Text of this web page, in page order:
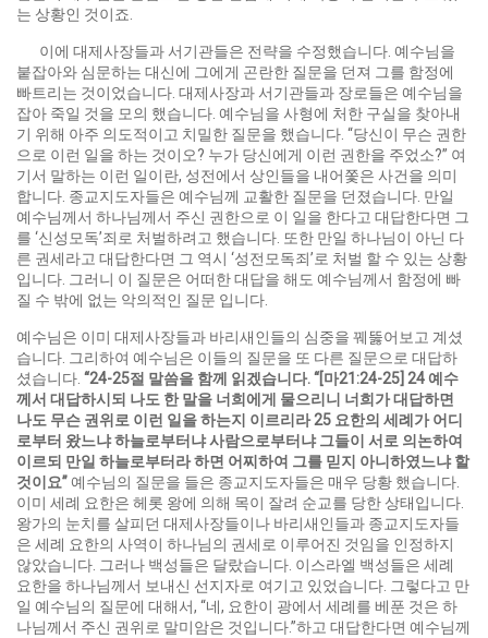
는 상황인 것이죠.
이에 대제사장들과 서기관들은 전략을 수정했습니다. 예수님을
붙잡아와 심문하는 대신에 그에게 곤란한 질문을 던져 그를 함정에
빠트리는 것이었습니다. 대제사장과 서기관들과 장로들은 예수님을
잡아 죽일 것을 모의 했습니다. 예수님을 사형에 처한 구실을 찾아내
기 위해 아주 의도적이고 치밀한 질문을 했습니다. “당신이 무슨 권한
으로 이런 일을 하는 것이오? 누가 당신에게 이런 권한을 주었소?” 여
기서 말하는 이런 일이란, 성전에서 상인들을 내어쫓은 사건을 의미
합니다. 종교지도자들은 예수님께 교활한 질문을 던졌습니다. 만일
예수님께서 하나님께서 주신 권한으로 이 일을 한다고 대답한다면 그
를 ‘신성모독’죄로 처벌하려고 했습니다. 또한 만일 하나님이 아닌 다
른 권세라고 대답한다면 그 역시 ‘성전모독죄’로 처벌 할 수 있는 상황
입니다. 그러니 이 질문은 어떠한 대답을 해도 예수님께서 함정에 빠
질 수 밖에 없는 악의적인 질문 입니다.
예수님은 이미 대제사장들과 바리새인들의 심중을 꿰뚫어보고 계셨
습니다. 그리하여 예수님은 이들의 질문을 또 다른 질문으로 대답하
셨습니다. “24-25절 말씀을 함께 읽겠습니다. “[ 마21:24-25] 24예수
께서 대답하시되 나도 한 말을 너희에게 물으리니 너희가 대답하면
나도 무슨 권위로 이런 일을 하는지 이르리라25 요한의 세례가 어디
로부터 왔느냐 하늘로부터냐 사람으로부터냐 그들이 서로 의논하여
이르되 만일 하늘로부터라 하면 어찌하여 그를 믿지 아니하였느냐 할
것이요” 예수님의 질문을 들은 종교지도자들은 매우 당황 했습니다.
이미 세례 요한은 헤롯 왕에 의해 목이 잘려 순교를 당한 상태입니다.
왕가의 눈치를 살피던 대제사장들이나 바리새인들과 종교지도자들
은 세례 요한의 사역이 하나님의 권세로 이루어진 것임을 인정하지
않았습니다. 그러나 백성들은 달랐습니다. 이스라엘 백성들은 세례
요한을 하나님께서 보내신 선지자로 여기고 있었습니다. 그렇다고 만
일 예수님의 질문에 대해서, “네, 요한이 광에서 세례를 베푼 것은 하
나님께서 주신 권위로 말미암은 것입니다.”하고 대답한다면 예수님께